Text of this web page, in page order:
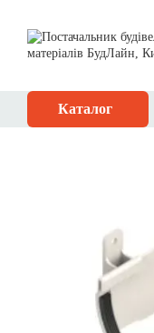
Каталог